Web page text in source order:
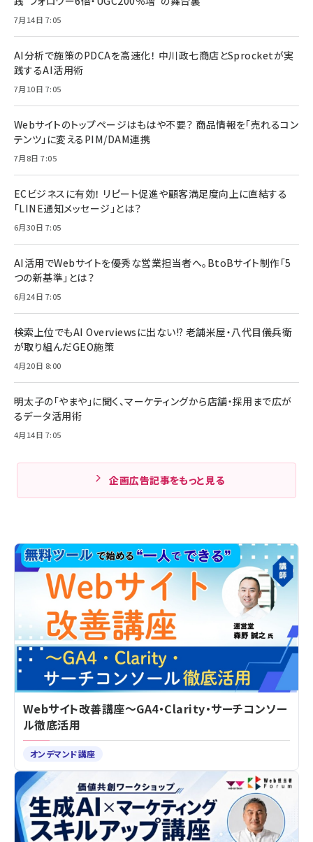
7月14日 7:05
AI分析で施策のPDCAを高速化！ 中川政七商店とSprocketが実
践するAI活用術
7月10日 7:05
Webサイトのトップページはもはや不要？ 商品情報を「売れるコン
テンツ」に変えるPIM/DAM連携
7月8日 7:05
ECビジネスに有効！ リピート促進や顧客満足度向上に直結する
「LINE通知メッセージ」とは？
6月30日 7:05
AI活用でWebサイトを優秀な営業担当者へ。BtoBサイト制作「5
つの新基準」とは？
6月24日 7:05
検索上位でもAI Overviewsに出ない!? 老舗米屋・八代目儀兵衛
が取り組んだGEO施策
4月20日 8:00
明太子の「やまや」に聞く、マーケティングから店舗・採用まで広が
るデータ活用術
4月14日 7:05
企画広告記事をもっと見る
Webサイト改善講座～GA4・Clarity・サーチコンソー
ル徹底活用
オンデマンド講座